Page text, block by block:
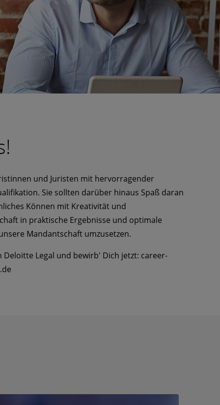
und Juristen mit hervorragender
Sie sollten darüber hinaus Spaß daran
Können mit Kreativität und
in praktische Ergebnisse und optimale
Mandantschaft umzusetzen.
Deloitte Legal und bewirb' Dich jetzt: career-